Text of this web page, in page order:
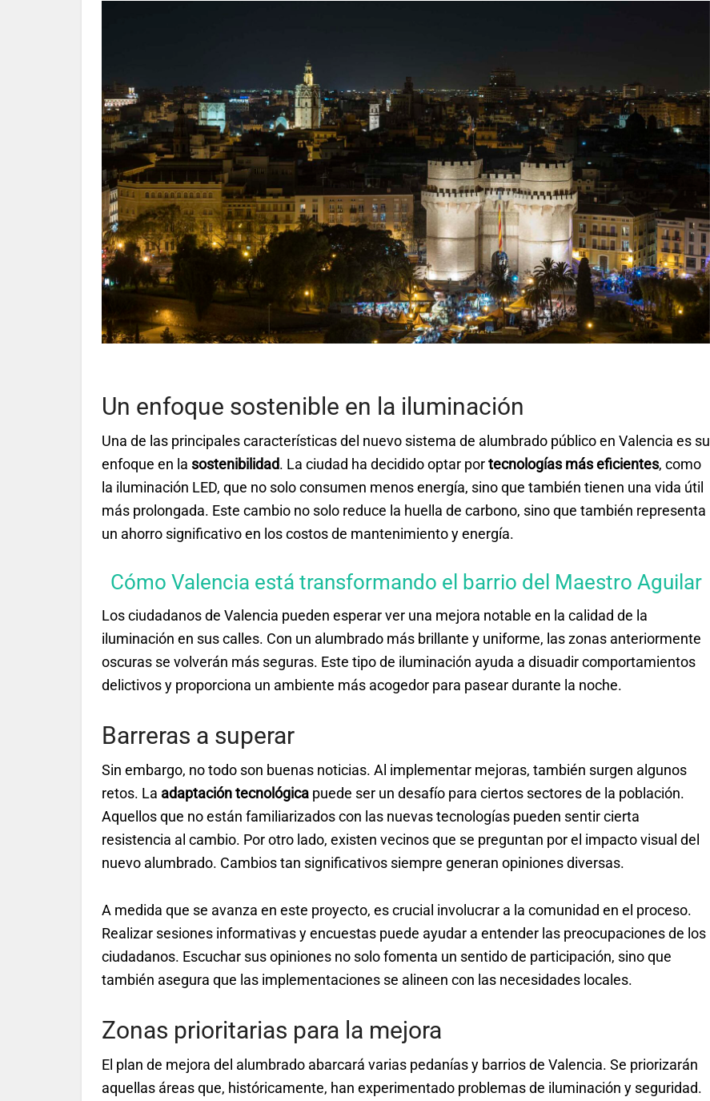
Un enfoque sostenible en la iluminación
Una de las principales características del nuevo sistema de alumbrado público en Valencia es su
enfoque en la sostenibilidad. La ciudad ha decidido optar portecnologías más eficientes, como
la iluminación LED, que no solo consumen menos energía, sino que también tienen una vida útil
más prolongada. Este cambio no solo reduce la huella de carbono, sino que también representa
un ahorro significativo en los costos de mantenimiento y energía.
Cómo Valencia está transformando el barrio del Maestro Aguilar
Los ciudadanos de Valencia pueden esperar ver una mejora notable en la calidad de la
iluminación en sus calles. Con un alumbrado más brillante y uniforme, las zonas anteriormente
oscuras se volverán más seguras. Este tipo de iluminación ayuda a disuadir comportamientos
delictivos y proporciona un ambiente más acogedor para pasear durante la noche.
Barreras a superar
Sin embargo, no todo son buenas noticias. Al implementar mejoras, también surgen algunos
retos. La adaptación tecnológica puede ser un desafío para ciertos sectores de la población.
Aquellos que no están familiarizados con las nuevas tecnologías pueden sentir cierta
resistencia al cambio. Por otro lado, existen vecinos que se preguntan por el impacto visual del
nuevo alumbrado. Cambios tan significativos siempre generan opiniones diversas.
A medida que se avanza en este proyecto, es crucial involucrar a la comunidad en el proceso.
Realizar sesiones informativas y encuestas puede ayudar a entender las preocupaciones de los
ciudadanos. Escuchar sus opiniones no solo fomenta un sentido de participación, sino que
también asegura que las implementaciones se alineen con las necesidades locales.
Zonas prioritarias para la mejora
El plan de mejora del alumbrado abarcará varias pedanías y barrios de Valencia. Se priorizarán
aquellas áreas que, históricamente, han experimentado problemas de iluminación y seguridad.